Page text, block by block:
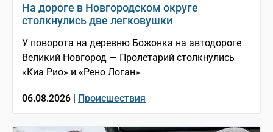
На дороге в Новгородском округе
столкнулись две легковушки
У поворота на деревню Божонка на автодороге
Великий Новгород — Пролетарий столкнулись
«Киа Рио» и «Рено Логан»
06.08.2026 | Происшествия